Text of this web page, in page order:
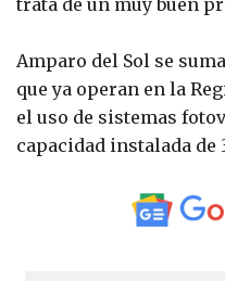
trata de un muy buen
Amparo del Sol se
que ya operan en la
el uso de sistemas
capacidad instalada de